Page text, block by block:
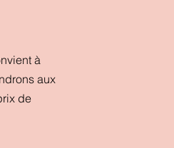
à
aux
de